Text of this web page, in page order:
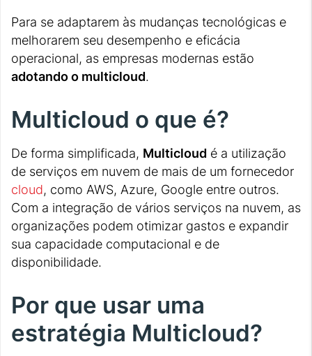
Para se adaptarem às mudanças tecnológicas e
melhorarem seu desempenho e eficácia
operacional, as empresas modernas estão
adotando o multicloud.
Multicloud o que é?
De forma simplificada, Multicloud é a utilização
de serviços em nuvem de mais de um fornecedor
cloud, como AWS, Azure, Google entre outros.
Com a integração de vários serviços na nuvem, as
organizações podem otimizar gastos e expandir
sua capacidade computacional e de
disponibilidade.
Por que usar uma
estratégia Multicloud?